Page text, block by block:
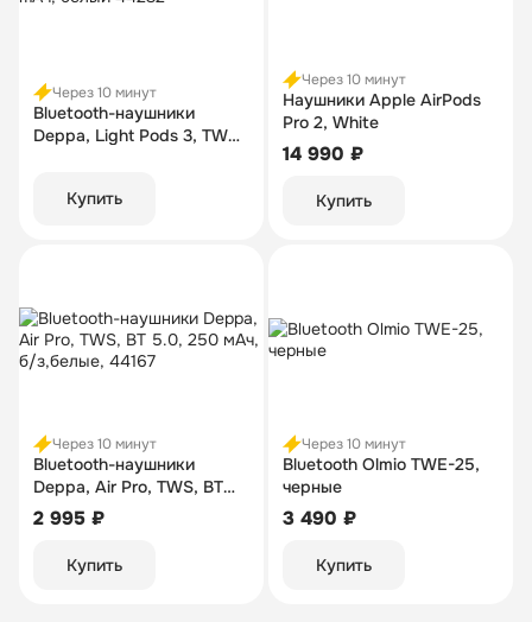
Через 10 минут
Bluetooth-наушники
Deppa, Light Pods 3, TWS,
Купить
Через 10 минут
Наушники Apple AirPods
Pro 2, White
14 990 ₽
Купить
Через 10 минут
Bluetooth-наушники
Deppa, Air Pro, TWS, BT
5.0, 250 мАч, б/з,белые,
44167
2 995 ₽
Купить
Через 10 минут
Bluetooth Olmio TWE-25,
черные
3 490 ₽
Купить